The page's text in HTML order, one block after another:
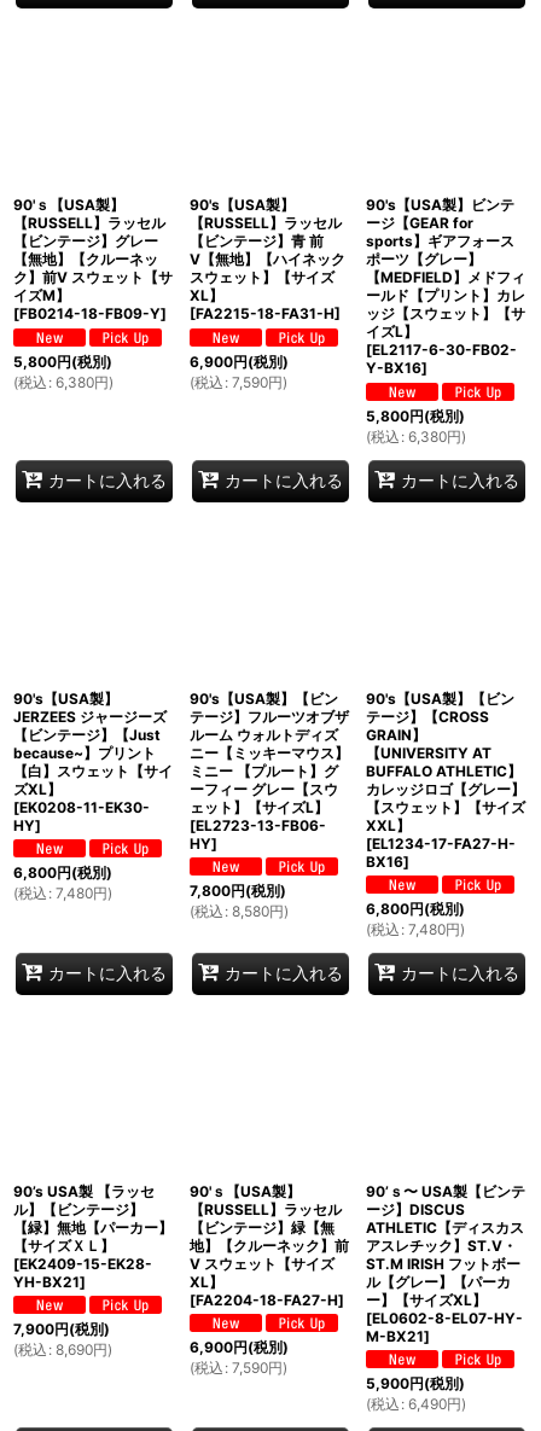
90'ｓ【USA製】
【RUSSELL】ラッセル
【ビンテージ】グレー
【無地】【クルーネッ
ク】前V スウェット【サ
イズM】
[FB0214-18-FB09-Y]
5,800円(税別)
(税込 : 6,380円)
カートに入れる
90's【USA製】
【RUSSELL】ラッセル
【ビンテージ】青 前
V【無地】【ハイネック
スウェット】【サイズ
XL】
[FA2215-18-FA31-H]
6,900円(税別)
(税込 : 7,590円)
カートに入れる
90's【USA製】ビンテ
ージ【GEAR for
sports】ギアフォース
ポーツ【グレー】
【MEDFIELD】メドフィ
ールド【プリント】カレ
ッジ【スウェット】【サ
イズL】
[EL2117-6-30-FB02-
Y-BX16]
5,800円(税別)
(税込 : 6,380円)
カートに入れる
90's【USA製】
JERZEES ジャージーズ
【ビンテージ】【Just
because~】プリント
【白】スウェット【サイ
ズXL】
[EK0208-11-EK30-
HY]
6,800円(税別)
(税込 : 7,480円)
カートに入れる
90's【USA製】【ビン
テージ】フルーツオブザ
ルーム ウォルトディズ
ニー【ミッキーマウス】
ミニー 【プルート】グ
ーフィー グレー【スウ
ェット】【サイズL】
[EL2723-13-FB06-
HY]
7,800円(税別)
(税込 : 8,580円)
カートに入れる
90's【USA製】【ビン
テージ】【CROSS
GRAIN】
【UNIVERSITY AT
BUFFALO ATHLETIC】
カレッジロゴ【グレー】
【スウェット】【サイズ
XXL】
[EL1234-17-FA27-H-
BX16]
6,800円(税別)
(税込 : 7,480円)
カートに入れる
90’s USA製 【ラッセ
ル】【ビンテージ】
【緑】無地【パーカー】
【サイズＸＬ】
[EK2409-15-EK28-
YH-BX21]
7,900円(税別)
(税込 : 8,690円)
90'ｓ【USA製】
【RUSSELL】ラッセル
【ビンテージ】緑【無
地】【クルーネック】前
V スウェット【サイズ
XL】
[FA2204-18-FA27-H]
6,900円(税別)
(税込 : 7,590円)
90’ｓ〜 USA製【ビンテ
ージ】DISCUS
ATHLETIC【ディスカス
アスレチック】ST.V・
ST.M IRISH フットボー
ル【グレー】【パーカ
ー】【サイズXL】
[EL0602-8-EL07-HY-
M-BX21]
5,900円(税別)
(税込 : 6,490円)